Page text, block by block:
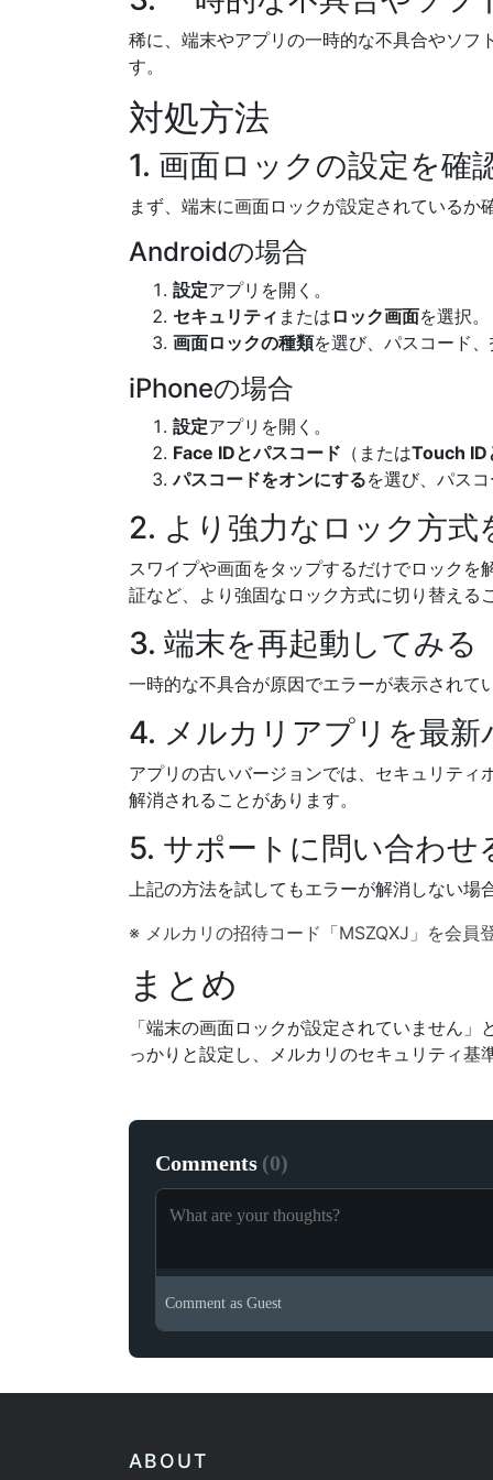
稀に、端末やアプリの一時的な不具合やソフ
す。
対処方法
1. 画面ロックの設定を確
まず、端末に画面ロックが設定されている
Androidの場合
設定アプリを開く。
セキュリティ または ロック画面を選択。
画面ロックの種類を選び、パスコード
iPhoneの場合
設定アプリを開く。
Face IDとパスコード （またはTouch ID
パスコードをオンにするを選び、パス
2. より強力なロック方式
スワイプや画面をタップするだけでロック
証など、より強固なロック方式に切り替える
3. 端末を再起動してみる
一時的な不具合が原因でエラーが表示されて
4. メルカリアプリを最
アプリの古いバージョンでは、セキュリテ
解消されることがあります。
5. サポートに問い合わせ
上記の方法を試してもエラーが解消しない場
※ メルカリの招待コード「MSZQXJ」を会
まとめ
「端末の画面ロックが設定されていません
っかりと設定し、メルカリのセキュリティ
Comments (0)
Comment as Guest
ABOUT